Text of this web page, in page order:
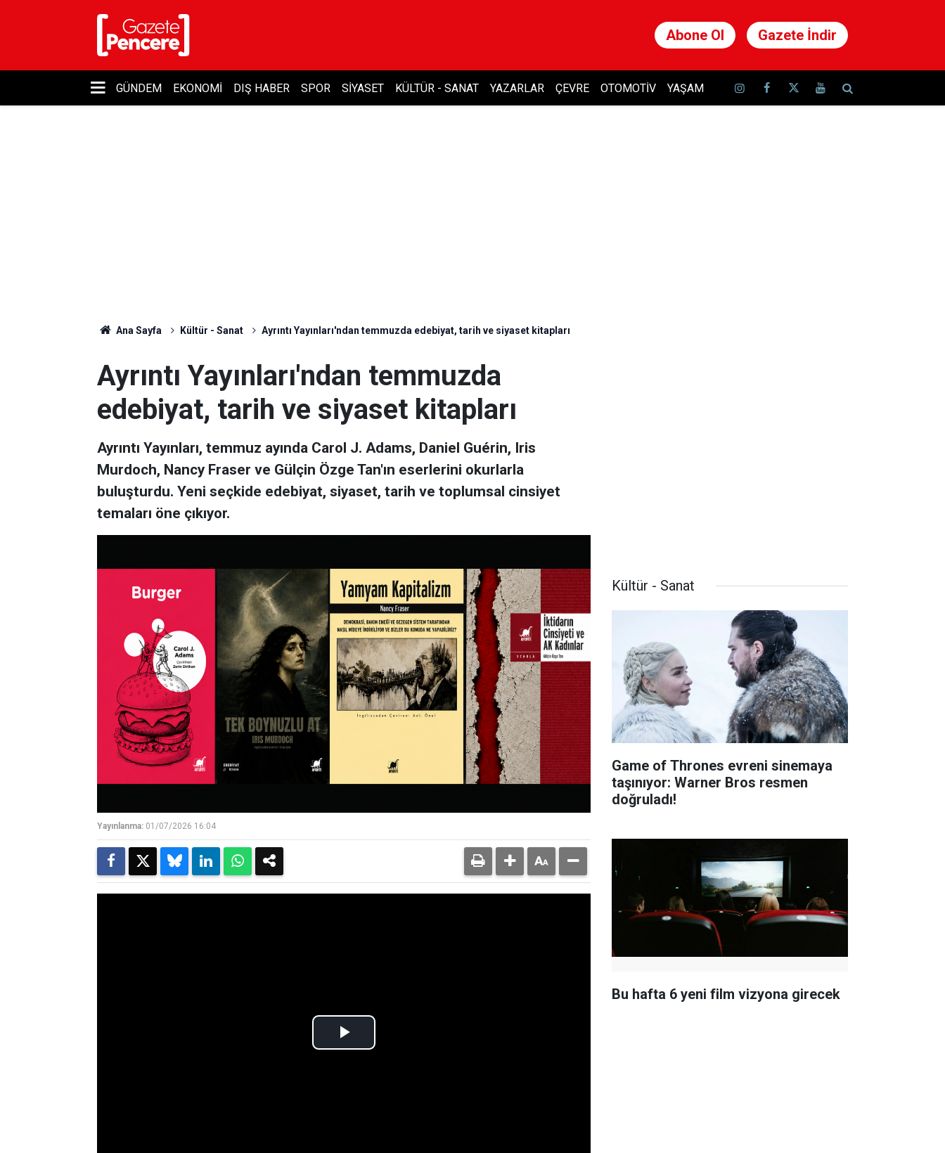
Abone Ol Gazete İndir
GÜNDEM EKONOMI DIŞ HABER SPOR SIYASET KÜLTÜR - SANAT YAZARLAR ÇEVRE OTOMOTIV YAŞAM
Ana Sayfa Kültür - Sanat Ayrıntı Yayınları'ndan temmuzda edebiyat, tarih ve siyaset kitapları
Ayrıntı Yayınları'ndan temmuzda
edebiyat, tarih ve siyaset kitapları
Ayrıntı Yayınları, temmuz ayında Carol J. Adams, Daniel Guérin, Iris
Murdoch, Nancy Fraser ve Gülçin Özge Tan'ın eserlerini okurlarla
buluşturdu. Yeni seçkide edebiyat, siyaset, tarih ve toplumsal cinsiyet
temaları öne çıkıyor.
Yayınlanma: 01/07/2026 16:04
Kültür - Sanat
Game of Thrones evreni sinemaya
taşınıyor: Warner Bros resmen
doğruladı!
Bu hafta 6 yeni film vizyona girecek